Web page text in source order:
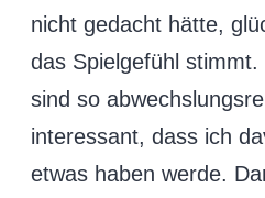
nicht gedacht hätte,
das Spielgefühl stimmt.
sind so
interessant, dass ich
etwas haben werde.